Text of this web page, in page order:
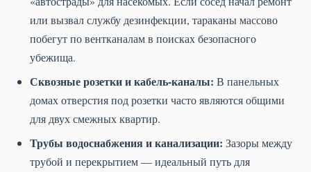
или вызвал службу дезинфекции, тараканы массово
побегут по вентканалам в поисках безопасного
убежища.
Сквозные розетки и кабель-каналы: В панельных
домах отверстия под розетки часто являются общими
для двух смежных квартир.
Трубы водоснабжения и канализации: Зазоры между
трубой и перекрытием — идеальный путь для